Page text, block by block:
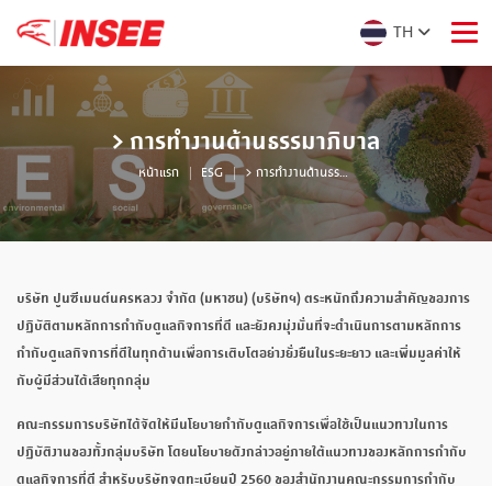
TH
> การทำงานด้านธรรมาภิบาล
หน้าแรก ESG > การทำงานด้านธรรมาภิบาล
บริษัท ปูนซีเมนต์นครหลวง จำกัด (มหาชน) (บริษัทฯ) ตระหนักถึงความสำคัญของการ
ปฏิบัติตามหลักการกำกับดูแลกิจการที่ดี และยังคงมุ่งมั่นที่จะดำเนินการตามหลักการ
กำกับดูแลกิจการที่ดีในทุกด้านเพื่อการเติบโตอย่างยั่งยืนในระยะยาว และเพิ่มมูลค่าให้
กับผู้มีส่วนได้เสียทุกกลุ่ม
คณะกรรมการบริษัทได้จัดให้มีนโยบายกำกับดูแลกิจการเพื่อใช้เป็นแนวทางในการ
ปฏิบัติงานของทั้งกลุ่มบริษัท โดยนโยบายดังกล่าวอยู่ภายใต้แนวทางของหลักการกำกับ
ดูแลกิจการที่ดี สำหรับบริษัทจดทะเบียนปี 2560 ของสำนักงานคณะกรรมการกำกับ